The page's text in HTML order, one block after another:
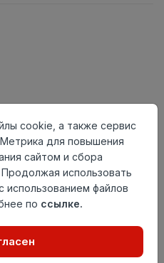
cookie, а также сервис
для повышения
сайтом и сбора
использовать
использованием файлов
по ссылке.